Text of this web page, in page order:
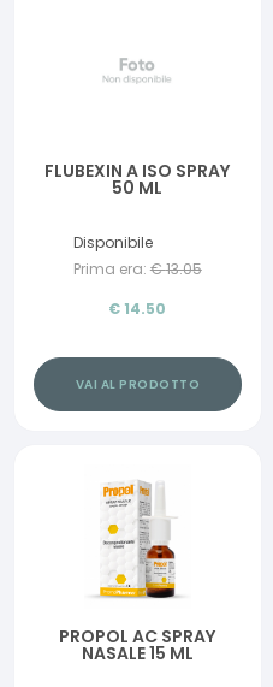
FLUBEXIN A ISO SPRAY
50 ML
Disponibile
Prima era: €13.05
€ 14.50
VAI AL PRODOTTO
PROPOL AC SPRAY
NASALE 15 ML